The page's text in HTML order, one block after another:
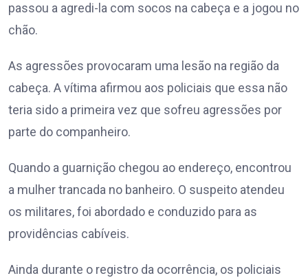
passou a agredi-la com socos na cabeça e a jogou no
chão.
As agressões provocaram uma lesão na região da
cabeça. A vítima afirmou aos policiais que essa não
teria sido a primeira vez que sofreu agressões por
parte do companheiro.
Quando a guarnição chegou ao endereço, encontrou
a mulher trancada no banheiro. O suspeito atendeu
os militares, foi abordado e conduzido para as
providências cabíveis.
Ainda durante o registro da ocorrência, os policiais